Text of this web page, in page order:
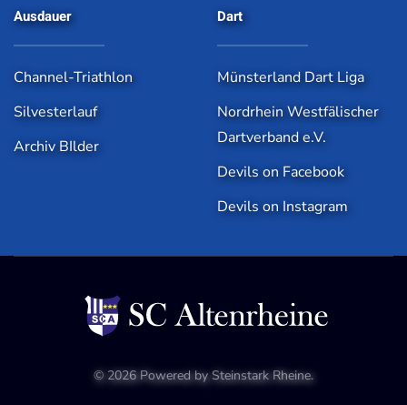
Ausdauer
Channel-Triathlon
Silvesterlauf
Archiv BIlder
Dart
Münsterland Dart Liga
Nordrhein Westfälischer
Dartverband e.V.
Devils on Facebook
Devils on Instagram
© 2026Powered bySteinstark Rheine.